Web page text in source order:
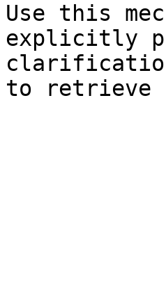
Use this
explicitly